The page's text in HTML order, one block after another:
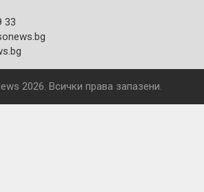
33
2026. Всички права запазени.